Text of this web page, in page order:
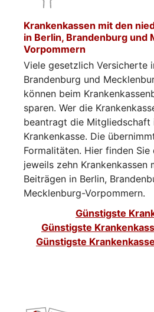
Krankenkassen mit den
in Berlin, Brandenburg und
Vorpommern
Viele gesetzlich Versicherte
Brandenburg und
können beim
sparen. Wer die
beantragt die Mitgliedschaft
Krankenkasse. Die
Formalitäten. Hier finden Sie
jeweils zehn Krankenkassen
Beiträgen in Berlin,
Mecklenburg-Vorpommern.
Günstigste
Günstigste
Günstigste